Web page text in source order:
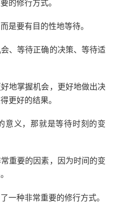
的修行方式。
是要有目的性地等待。
、等待正确的决策、等待适
地掌握机会，更好地做出决
更好的结果。
意义，那就是等待时刻的变
重要的因素，因为时间的变
一种非常重要的修行方式。